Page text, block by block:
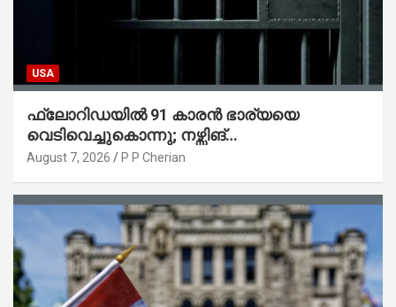
USA
ഫ്ലോറിഡയിൽ 91 കാരൻ ഭാര്യയെ
വെടിവെച്ചുകൊന്നു; നഴ്സിങ്
ഹോമിലാക്കില്ലെന്ന് നൽകിയ വാഗ്ദാനം
August 7, 2026 P P Cherian